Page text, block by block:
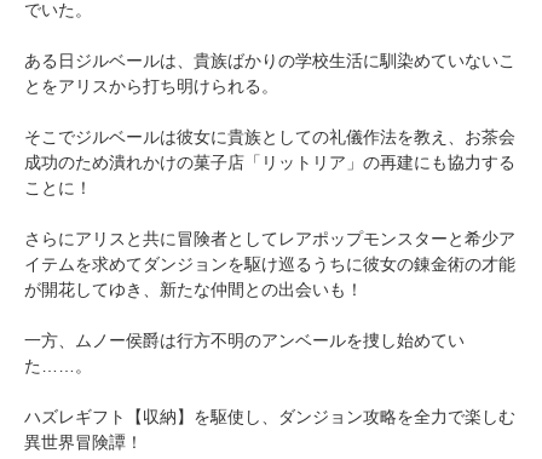
でいた。
ある日ジルベールは、貴族ばかりの学校生活に馴染めていないこ
とをアリスから打ち明けられる。
そこでジルベールは彼女に貴族としての礼儀作法を教え、お茶会
成功のため潰れかけの菓子店「リットリア」の再建にも協力する
ことに！
さらにアリスと共に冒険者としてレアポップモンスターと希少ア
イテムを求めてダンジョンを駆け巡るうちに彼女の錬金術の才能
が開花してゆき、新たな仲間との出会いも！
一方、ムノー侯爵は行方不明のアンベールを捜し始めてい
た……。
ハズレギフト【収納】を駆使し、ダンジョン攻略を全力で楽しむ
異世界冒険譚！